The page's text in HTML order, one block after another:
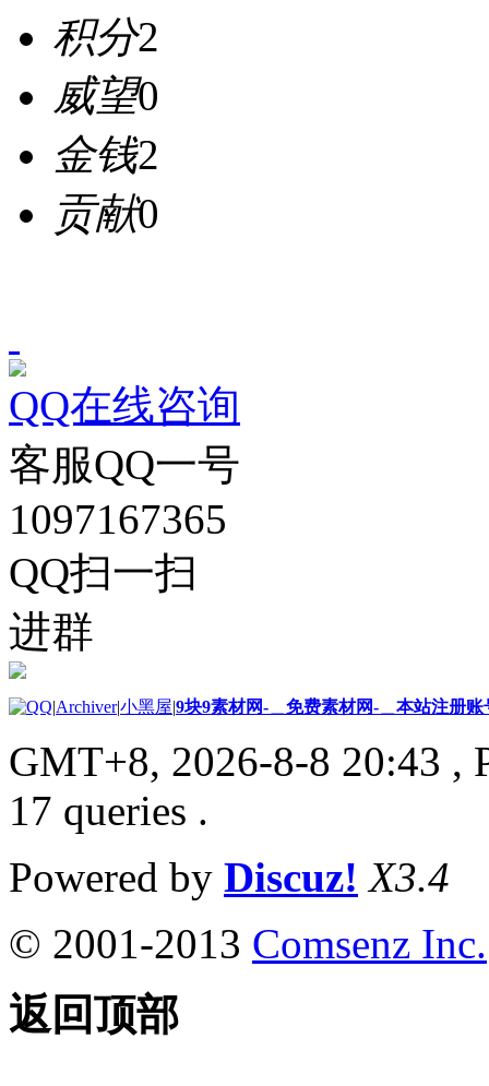
积分2
威望0
金钱2
贡献0
QQ在线咨询
客服QQ一号
1097167365
QQ扫一扫
进群
|Archiver|小黑屋|9块9素材网-＿免费素材网-＿本站注册账
GMT+8, 2026-8-8 20:43 ,
17 queries .
Powered by Discuz! X3.4
© 2001-2013 Comsenz Inc.
返回顶部